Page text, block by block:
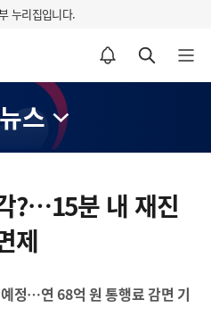
누리집입니다.
알림설정 바로가기 검색 바로가기 메뉴 열기
스
?…15분 내 재진
제
정…연 68억 원 통행료 감면 기